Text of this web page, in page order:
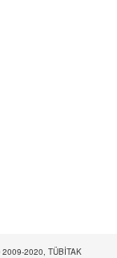
2009-2020, TÜBİTAK